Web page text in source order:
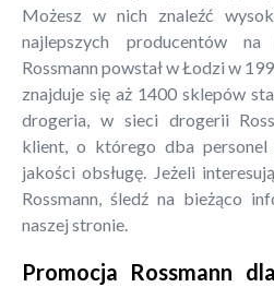
Możesz w nich znaleźć
najlepszych producentów
Rossmann powstał w Łodzi w
znajduje się aż 1400 sklepów
drogeria, w sieci drogerii
klient, o którego dba personel
jakości obsługę. Jeżeli
Rossmann, śledź na bieżąco
naszej stronie.
Promocja Rossmann